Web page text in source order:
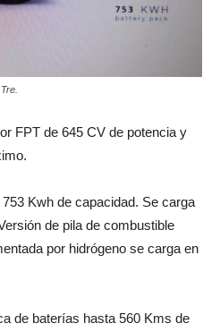
FPT de 645 CV de potencia y
Kwh de capacidad. Se carga
de pila de combustible
por hidrógeno se carga en
de baterías hasta 560 Kms de